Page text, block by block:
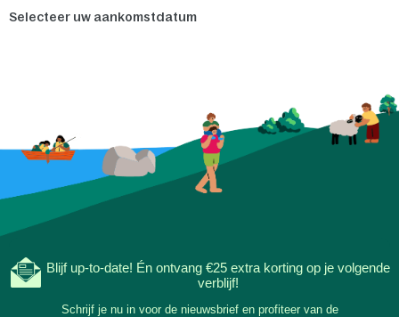
Selecteer uw aankomstdatum
Blijf up-to-date! Én ontvang €25 extra korting op je volgende
verblijf!
Schrijf je nu in voor de nieuwsbrief en profiteer van de